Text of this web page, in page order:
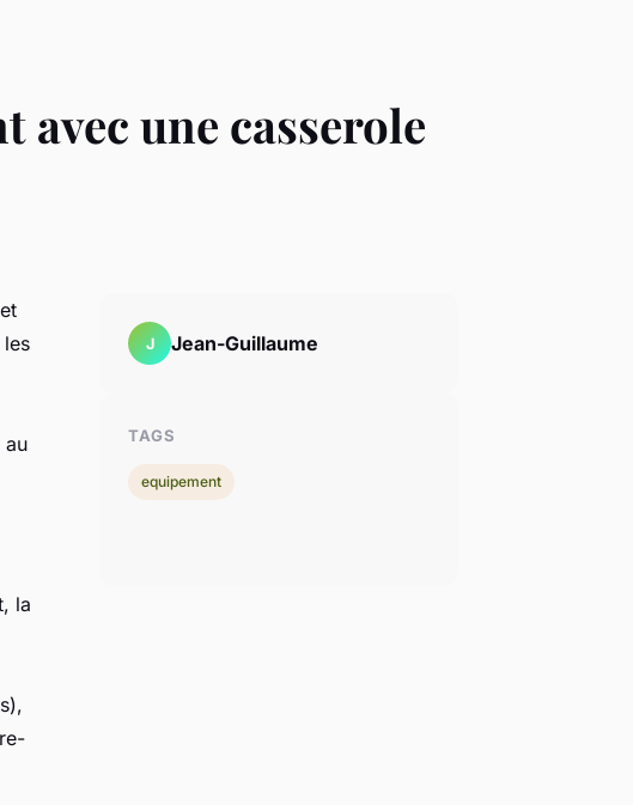
avec une casserole
au
la
J Jean-Guillaume
TAGS
equipement